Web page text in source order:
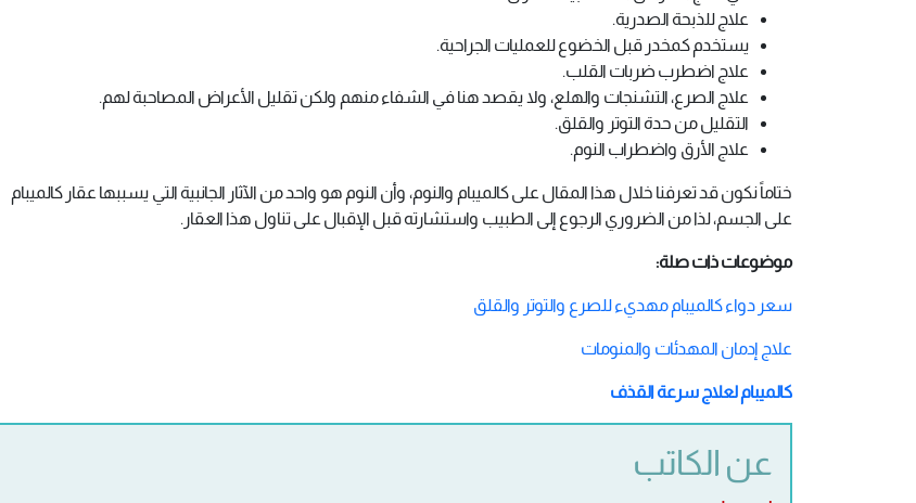
علاج للذبحة الصدرية.
يستخدم كمخدر قبل الخضوع للعمليات الجراحية.
علاج اضطرب ضربات القلب.
علاج الصرع، التشنجات والهلع، ولا يقصد هنا في الشفاء منهم ولكن تقليل الأعراض المصاحبة لهم.
التقليل من حدة التوتر والقلق.
علاج الأرق واضطراب النوم.
ختاماً نكون قد تعرفنا خلال هذا المقال على كالميبام والنوم، وأن النوم هو واحد من الآثار الجانبية التي يسببها عقار كالميبام
على الجسم، لذا من الضروري الرجوع إلى الطبيب واستشارته قبل الإقبال على تناول هذا العقار.
موضوعات ذات صلة:
سعر دواء كالميبام مهديء للصرع والتوتر والقلق
علاج إدمان المهدئات والمنومات
كالميبام لعلاج سرعة القذف
عن الكاتب